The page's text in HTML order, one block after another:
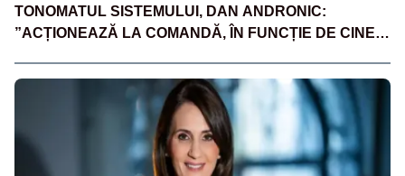
TONOMATUL SISTEMULUI, DAN ANDRONIC:
”ACȚIONEAZĂ LA COMANDĂ, ÎN FUNCȚIE DE CINE